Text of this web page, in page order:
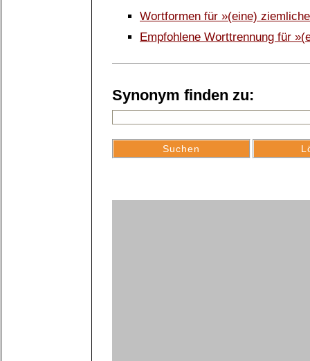
Wortformen für »(eine)
Empfohlene Worttrennung für
Synonym finden zu: